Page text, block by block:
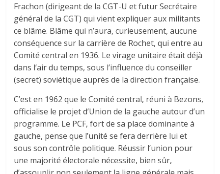
Frachon (dirigeant de la CGT-U et futur Secrétaire
général de la CGT) qui vient expliquer aux militants
ce blâme. Blâme qui n’aura, curieusement, aucune
conséquence sur la carrière de Rochet, qui entre au
Comité central en 1936. Le virage unitaire était déjà
dans l’air du temps, sous l’influence du conseiller
(secret) soviétique auprès de la direction française.
C’est en 1962 que le Comité central, réuni à Bezons,
officialise le projet d’Union de la gauche autour d’un
programme. Le PCF, fort de sa place dominante à
gauche, pense que l’unité se fera derrière lui et
sous son contrôle politique. Réussir l’union pour
une majorité électorale nécessite, bien sûr,